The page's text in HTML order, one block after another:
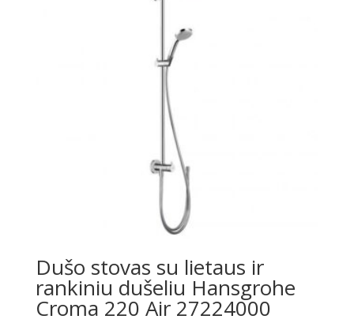
Dušo stovas su lietaus ir
rankiniu dušeliu Hansgrohe
Croma 220 Air 27224000